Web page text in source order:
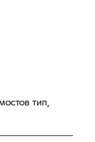
тип,